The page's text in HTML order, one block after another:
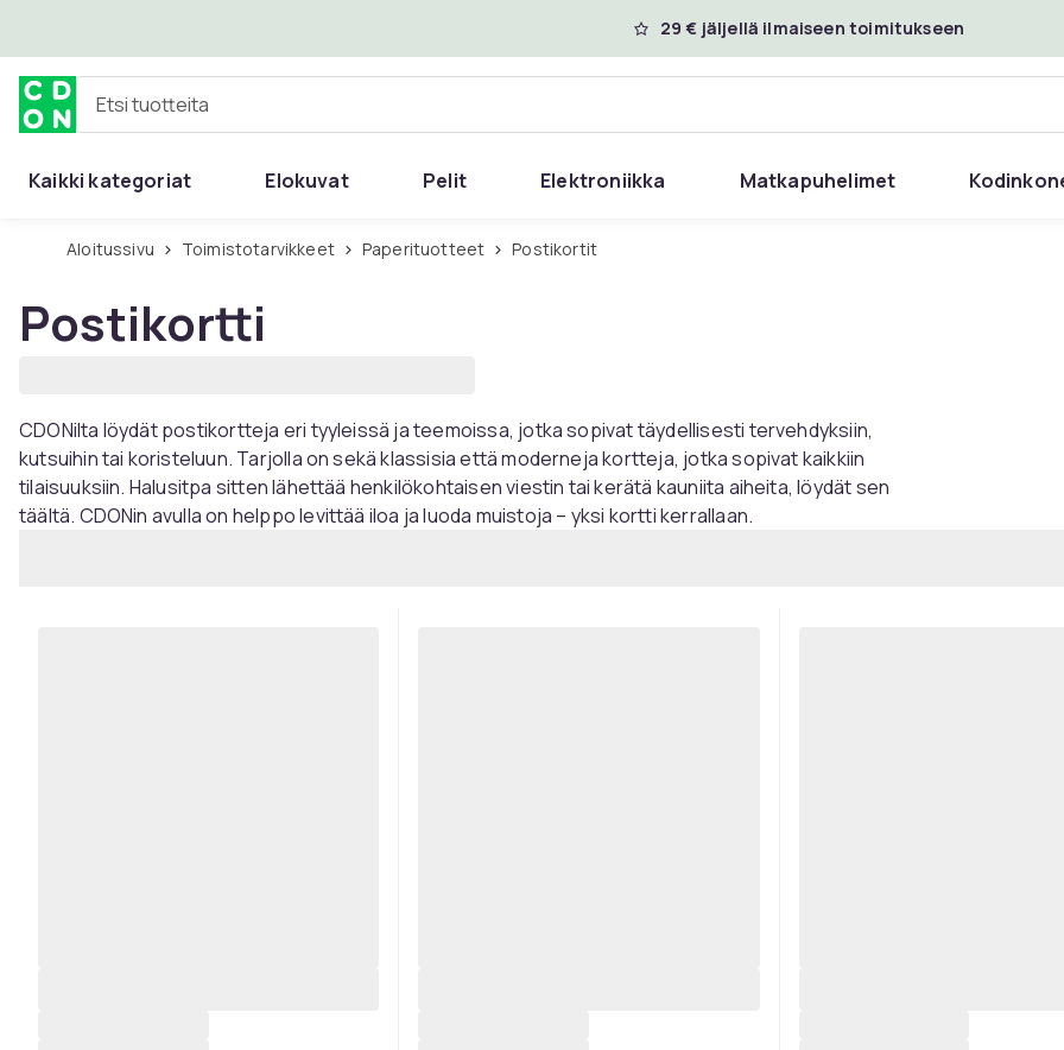
29 € jäljellä ilmaiseen toimitukseen
Etsi tuotteita
Kaikki kategoriat Elokuvat Pelit Elektroniikka Matkapuhelimet
Aloitussivu Toimistotarvikkeet Paperituotteet Postikortit
Postikortti
CDONilta löydät postikortteja eri tyyleissä ja teemoissa, jotka sopivat täydellisesti tervehdyksiin,
kutsuihin tai koristeluun. Tarjolla on sekä klassisia että moderneja kortteja, jotka sopivat kaikkiin
tilaisuuksiin. Halusitpa sitten lähettää henkilökohtaisen viestin tai kerätä kauniita aiheita, löydät sen
täältä. CDONin avulla on helppo levittää iloa ja luoda muistoja – yksi kortti kerrallaan.